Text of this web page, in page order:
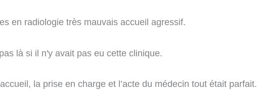
en radiologie très mauvais accueil agressif.
là si il n'y avait pas eu cette clinique.
la prise en charge et l’acte du médecin tout était parfait.